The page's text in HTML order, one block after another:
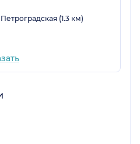
Петроградская (1.3 км)